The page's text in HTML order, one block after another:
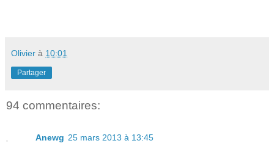
Olivier à 10:01
Partager
94 commentaires:
Anewg 25 mars 2013 à 13:45